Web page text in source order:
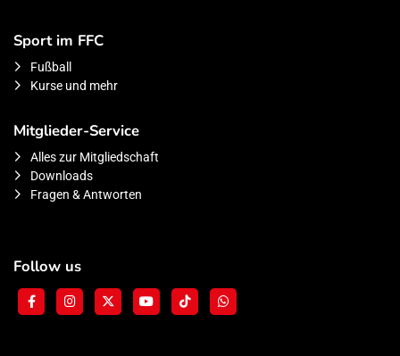
Sport im FFC
Fußball
Kurse und mehr
Mitglieder-Service
Alles zur Mitgliedschaft
Downloads
Fragen & Antworten
Follow us